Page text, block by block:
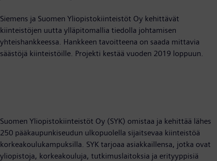
Siemens ja Suomen Yliopistokiinteistöt Oy kehittävät
kiinteistöjen uutta ylläpitomallia tiedolla johtamisen
yhteishankkeessa. Hankkeen tavoitteena on saada mittavia
säästöjä kiinteistöille. Projekti kestää vuoden 2019 loppuun.
Suomen Yliopistokiinteistöt Oy (SYK) omistaa ja kehittää lähes
250 pääkaupunkiseudun ulkopuolella sijaitsevaa kiinteistöä
korkeakoulukampuksilla. SYK tarjoaa asiakkaillensa, jotka ovat
yliopistoja, korkeakouluja, tutkimuslaitoksia ja erityyppisiä